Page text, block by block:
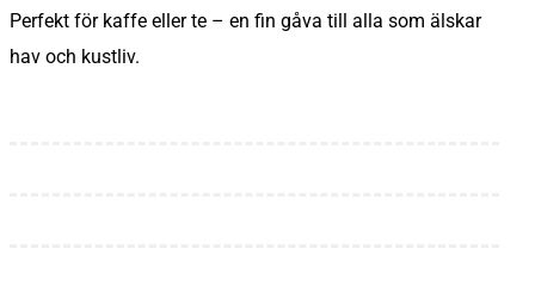
Perfekt för kaffe eller te – en fin gåva till alla som älskar
hav och kustliv.